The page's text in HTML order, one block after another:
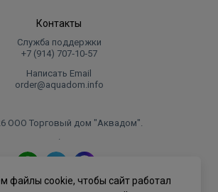
Контакты
Служба поддержки
+7 (914) 707‑10‑57
Написать Email
order@aquadom.info
ООО Торговый дом "Аквадом".
.
конфиденциальности
файлы cookie, чтобы сайт работал